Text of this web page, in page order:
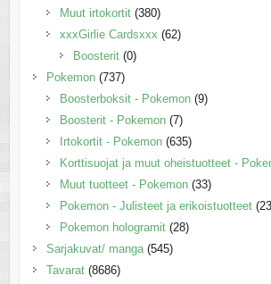
Muut irtokortit (380)
xxxGirlie Cardsxxx (62)
Boosterit (0)
Pokemon (737)
Boosterboksit - Pokemon (9)
Boosterit - Pokemon (7)
Irtokortit - Pokemon (635)
Korttisuojat ja muut oheistuotteet -
Muut tuotteet - Pokemon (33)
Pokemon - Julisteet ja erikoistuotteet
Pokemon hologramit (28)
Sarjakuvat/ manga (545)
Tavarat (8686)